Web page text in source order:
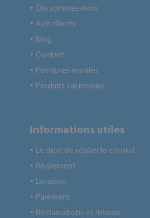
● Qui sommes-nous
● Avis clients
● Blog
● Contact
● Peintures murales
● Produits sur mesure
Informations utiles
● Le droit de résilier le contrat
● Règlement
● Livraison
● Paiement
● Réclamations et retours